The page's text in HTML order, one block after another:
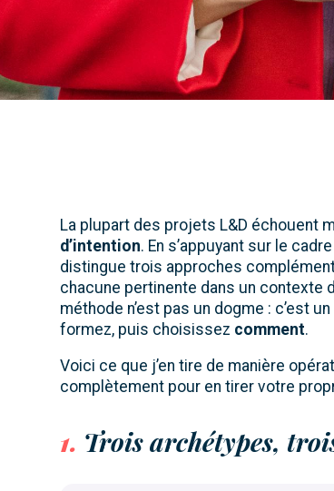
La plupart des projets L&D échouent
d’intention. En s’appuyant sur le
distingue trois approches
chacune pertinente dans un contexte
méthode n’est pas un dogme : c’est un
formez, puis choisissez comment.
Voici ce que j’en tire de manière
complètement pour en tirer votre
1. Trois archétypes,